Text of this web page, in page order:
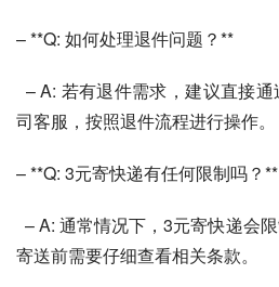
– **Q: 如何处理退件问题？**
司客服，按照退件流程进行操作。
– **Q: 3元寄快递有任何限制吗？**
  – A: 通常情况下，3元寄快递会限制包裹尺寸和重量，所以
寄送前需要仔细查看相关条款。